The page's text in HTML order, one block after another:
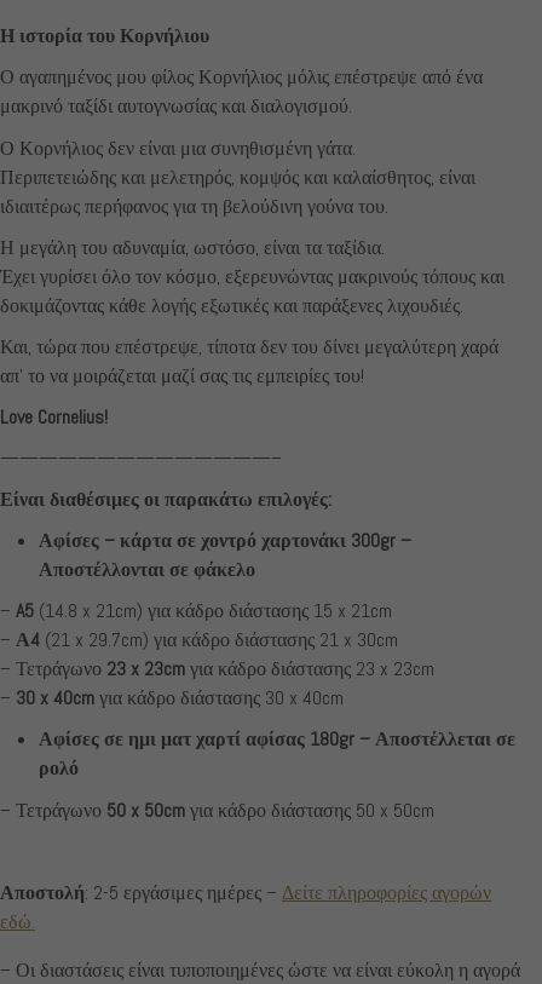
Η ιστορία του Κορνήλιου
Ο αγαπημένος μου φίλος Κορνήλιος μόλις επέστρεψε από ένα
μακρινό ταξίδι αυτογνωσίας και διαλογισμού.
Ο Κορνήλιος δεν είναι μια συνηθισμένη γάτα.
Περιπετειώδης και μελετηρός, κομψός και καλαίσθητος, είναι
ιδιαιτέρως περήφανος για τη βελούδινη γούνα του.
Η μεγάλη του αδυναμία, ωστόσο, είναι τα ταξίδια.
Έχει γυρίσει όλο τον κόσμο, εξερευνώντας μακρινούς τόπους και
δοκιμάζοντας κάθε λογής εξωτικές και παράξενες λιχουδιές.
Και, τώρα που επέστρεψε, τίποτα δεν του δίνει μεγαλύτερη χαρά
απ’ το να μοιράζεται μαζί σας τις εμπειρίες του!
Love Cornelius!
——————————————–
Είναι διαθέσιμες οι παρακάτω επιλογές:
Αφίσες – κάρτα σε χοντρό χαρτονάκι 300gr –
Αποστέλλονται σε φάκελο
– A5 (14.8 x 21cm) για κάδρο διάστασης 15 x 21cm
– Α4 (21 x 29.7cm) για κάδρο διάστασης 21 x 30cm
– Τετράγωνο 23 x 23cmγια κάδρο διάστασης 23 x 23cm
– 30 x 40cmγια κάδρο διάστασης 30 x 40cm
Αφίσες σε ημι ματ χαρτί αφίσας 180gr – Αποστέλλεται σε
ρολό
– Τετράγωνο 50 x 50cmγια κάδρο διάστασης 50 x 50cm
Αποστολή: 2-5 εργάσιμες ημέρες – Δείτε πληροφορίες αγορών
εδώ.
– Οι διαστάσεις είναι τυποποιημένες ώστε να είναι εύκολη η αγορά